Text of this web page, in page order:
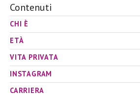
Contenuti
CHI È
ETÀ
VITA PRIVATA
INSTAGRAM
CARRIERA